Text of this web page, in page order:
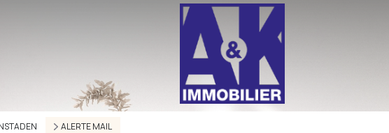
ALERTE MAIL